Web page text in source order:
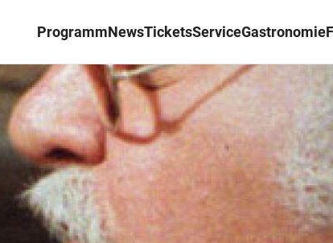
ProgrammNewsTicketsServiceGastronomie
Suche schließen